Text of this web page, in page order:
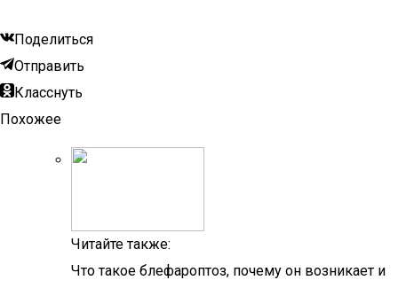
Поделиться
Отправить
Класснуть
Похожее
Читайте также:
Что такое блефароптоз, почему он возникает и